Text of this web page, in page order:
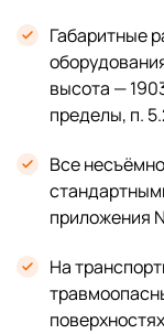
Габаритные
высота —
пределы, п.
Все
приложения
На